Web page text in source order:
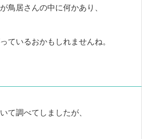
鳥居さんの中に何かあり、
ているおかもしれませんね。
て調べてしましたが、